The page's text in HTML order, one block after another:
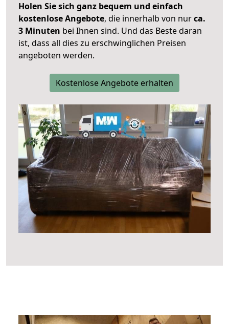
Holen Sie sich ganz bequem und einfach
kostenlose Angebote, die innerhalb von nurca.
3 Minuten bei Ihnen sind. Und das Beste daran
ist, dass all dies zu erschwinglichen Preisen
angeboten werden.
Kostenlose Angebote erhalten